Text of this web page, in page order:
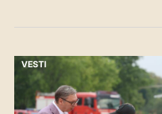
VESTI